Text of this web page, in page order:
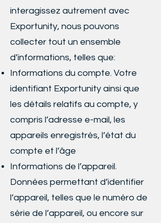
interagissez autrement avec
Exportunity, nous pouvons
collecter tout un ensemble
d’informations, telles que:
Informations du compte. Votre
identifiant Exportunity ainsi que
les détails relatifs au compte, y
compris l’adresse e-mail, les
appareils enregistrés, l’état du
compte et l’âge
Informations de l’appareil.
Données permettant d’identifier
l’appareil, telles que le numéro de
série de l’appareil, ou encore sur